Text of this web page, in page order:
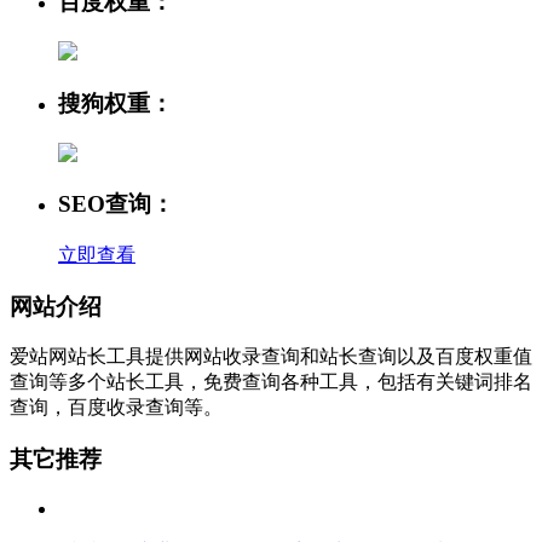
搜狗权重：
SEO查询：
立即查看
网站介绍
爱站网站长工具提供网站收录查询和站长查询以及百度权重值
查询等多个站长工具，免费查询各种工具，包括有关键词排名
查询，百度收录查询等。
其它推荐